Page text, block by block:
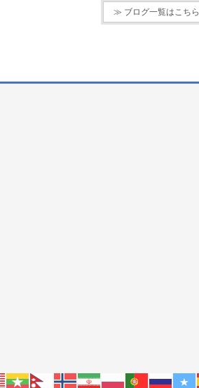
≫ ブログ一覧はこちら